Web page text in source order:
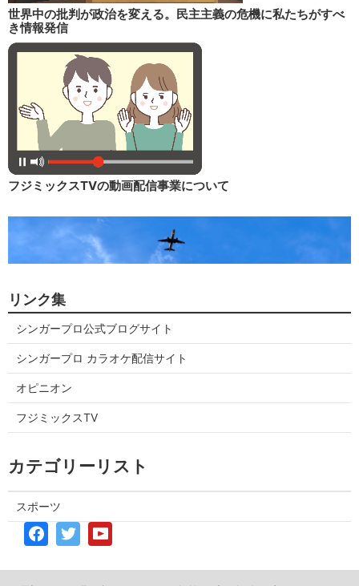
世界中の批判が政治を変える。民主主義の危機に私たちがすべ
き情報発信
フジミックスTVの動画配信事業について
リンク集
シンガープロ公式ブログサイト
シンガープロ カラオケ配信サイト
オピニオン
フジミックスTV
カテゴリーリスト
スポーツ